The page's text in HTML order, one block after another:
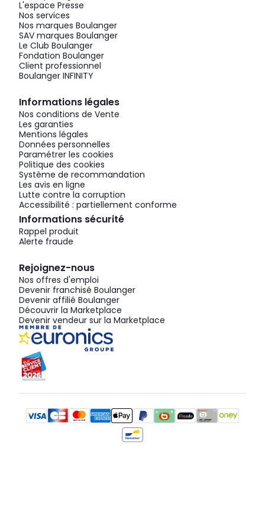
L'espace Presse
Nos services
Nos marques Boulanger
SAV marques Boulanger
Le Club Boulanger
Fondation Boulanger
Client professionnel
Boulanger INFINITY
Informations légales
Nos conditions de Vente
Les garanties
Mentions légales
Données personnelles
Paramétrer les cookies
Politique des cookies
Système de recommandation
Les avis en ligne
Lutte contre la corruption
Accessibilité : partiellement conforme
Informations sécurité
Rappel produit
Alerte fraude
Rejoignez-nous
Nos offres d'emploi
Devenir franchisé Boulanger
Devenir affilié Boulanger
Découvrir la Marketplace
Devenir vendeur sur la Marketplace